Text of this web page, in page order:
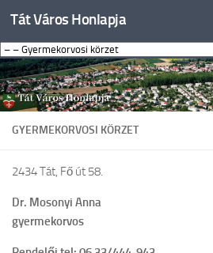
Skip to content
Tát Város Honlapja
GYERMEKORVOSI KÖRZET
2434 Tát, Fő út 58.
Dr. Mosonyi Anna
gyermekorvos